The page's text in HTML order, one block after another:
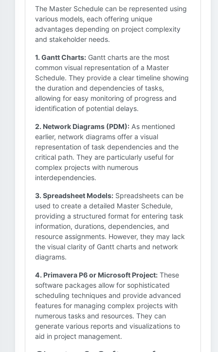
The Master Schedule can be represented using
various models, each offering unique
advantages depending on project complexity
and stakeholder needs.
1. Gantt Charts: Gantt charts are the most
common visual representation of a Master
Schedule. They provide a clear timeline showing
the duration and dependencies of tasks,
allowing for easy monitoring of progress and
identification of potential delays.
2. Network Diagrams (PDM): As mentioned
earlier, network diagrams offer a visual
representation of task dependencies and the
critical path. They are particularly useful for
complex projects with numerous
interdependencies.
3. Spreadsheet Models: Spreadsheets can be
used to create a detailed Master Schedule,
providing a structured format for entering task
information, durations, dependencies, and
resource assignments. However, they may lack
the visual clarity of Gantt charts and network
diagrams.
4. Primavera P6 or Microsoft Project: These
software packages allow for sophisticated
scheduling techniques and provide advanced
features for managing complex projects with
numerous tasks and resources. They can
generate various reports and visualizations to
aid in project management.